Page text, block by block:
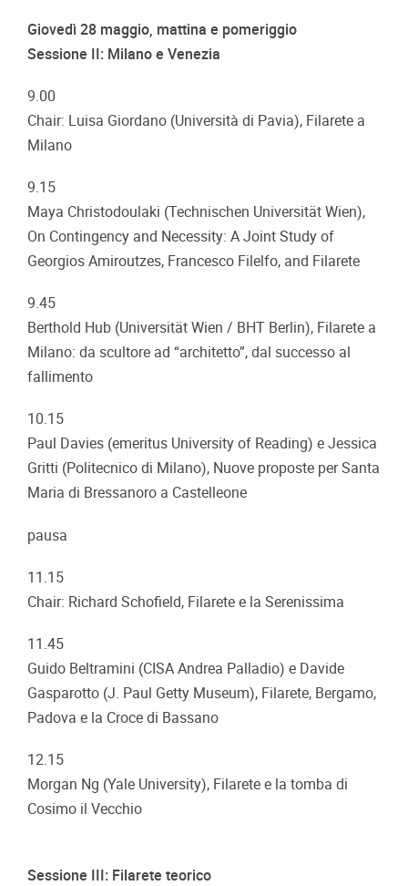
Giovedì 28 maggio, mattina e pomeriggio
Sessione II: Milano e Venezia
9.00
Chair: Luisa Giordano (Università di Pavia), Filarete a
Milano
9.15
Maya Christodoulaki (Technischen Universität Wien),
On Contingency and Necessity: A Joint Study of
Georgios Amiroutzes, Francesco Filelfo, and Filarete
9.45
Berthold Hub (Universität Wien / BHT Berlin), Filarete a
Milano: da scultore ad “architetto”, dal successo al
fallimento
10.15
Paul Davies (emeritus University of Reading) e Jessica
Gritti (Politecnico di Milano), Nuove proposte per Santa
Maria di Bressanoro a Castelleone
pausa
11.15
Chair: Richard Schofield, Filarete e la Serenissima
11.45
Guido Beltramini (CISA Andrea Palladio) e Davide
Gasparotto (J. Paul Getty Museum), Filarete, Bergamo,
Padova e la Croce di Bassano
12.15
Morgan Ng (Yale University), Filarete e la tomba di
Cosimo il Vecchio
Sessione III: Filarete teorico